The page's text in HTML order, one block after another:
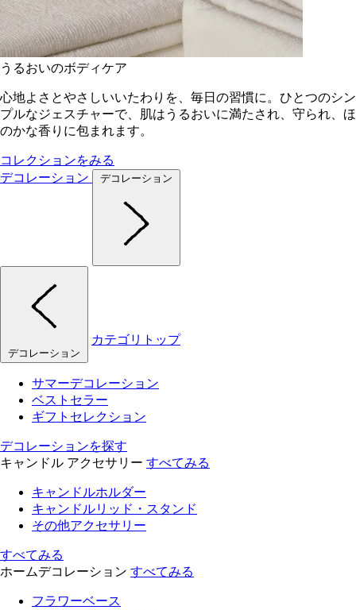
うるおいのボディケア
心地よさとやさしいいたわりを、毎日の習慣に。ひとつのシン
プルなジェスチャーで、肌はうるおいに満たされ、守られ、ほ
のかな香りに包まれます。
コレクションをみる
デコレーション
デコレーション
デコレーション
カテゴリトップ
サマーデコレーション
ベストセラー
ギフトセレクション
デコレーションを探す
キャンドル アクセサリー すべてみる
キャンドルホルダー
キャンドルリッド・スタンド
その他アクセサリー
すべてみる
ホームデコレーション すべてみる
フラワーベース